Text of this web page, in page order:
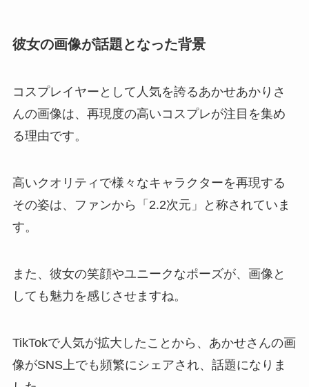
彼女の画像が話題となった背景
コスプレイヤーとして人気を誇るあかせあかりさ
んの画像は、再現度の高いコスプレが注目を集め
る理由です。
高いクオリティで様々なキャラクターを再現する
その姿は、ファンから「2.2次元」と称されていま
す。
また、彼女の笑顔やユニークなポーズが、画像と
しても魅力を感じさせますね。
TikTokで人気が拡大したことから、あかせさんの画
像がSNS上でも頻繁にシェアされ、話題になりま